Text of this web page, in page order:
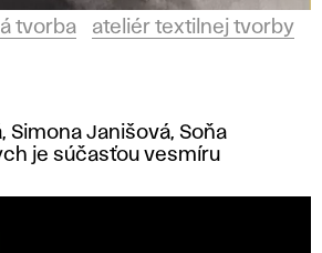
tvorba
ateliér textilnej tvorby
Simona Janišová, Soňa
je súčasťou vesmíru